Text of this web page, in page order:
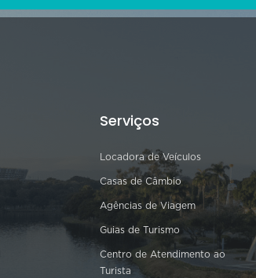
Serviços
Locadora de Veículos
Casas de Câmbio
Agências de Viagem
Guias de Turismo
Centro de Atendimento ao
Turista